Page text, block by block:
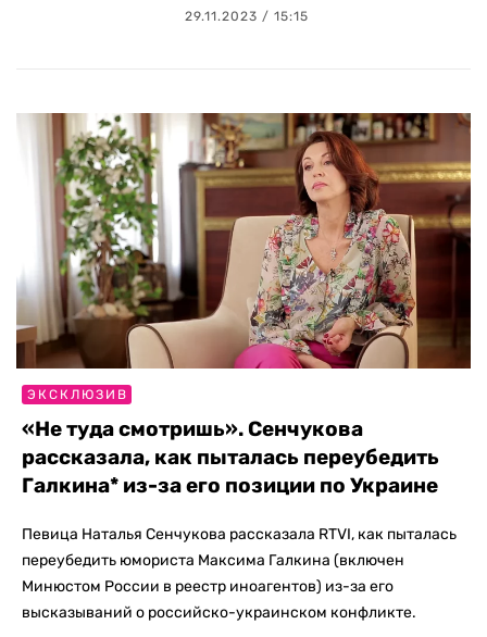
29.11.2023 / 15:15
ЭКСКЛЮЗИВ
«Не туда смотришь». Сенчукова
рассказала, как пыталась переубедить
Галкина* из-за его позиции по Украине
Певица Наталья Сенчукова рассказала RTVI, как пыталась
переубедить юмориста Максима Галкина (включен
Минюстом России в реестр иноагентов) из-за его
высказываний о российско-украинском конфликте.